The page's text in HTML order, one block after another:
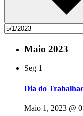
Maio 2023
Seg 1
Dia do
Maio 1, 2023 @